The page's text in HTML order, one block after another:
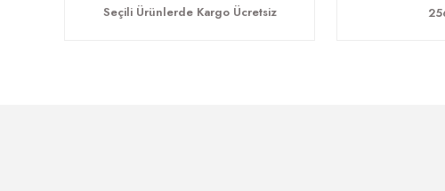
Seçili Ürünlerde Kargo Ücretsiz